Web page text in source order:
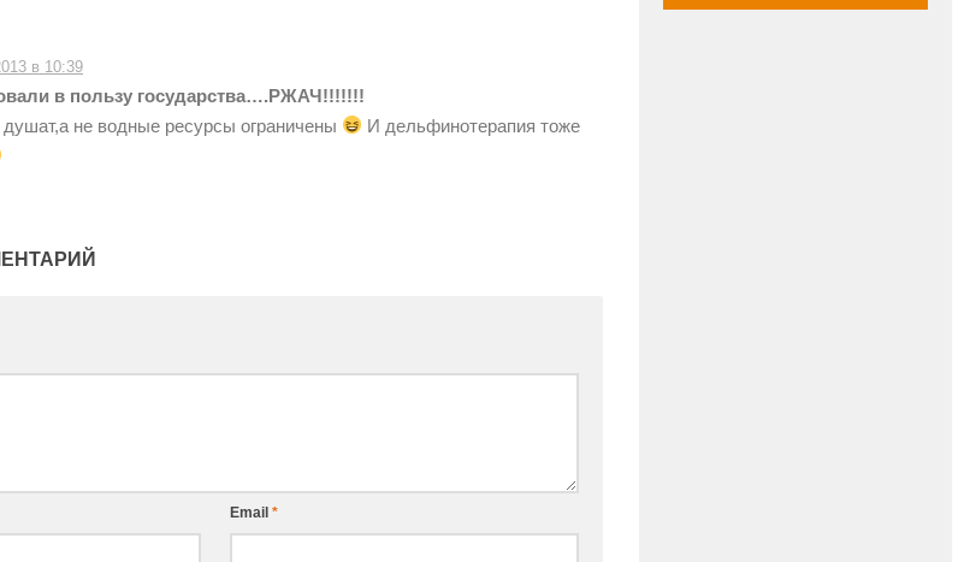
в 10:39
в пользу государства….РЖАЧ!!!!!!!
душат,а не водные ресурсы ограничены
И дельфинотерапия тоже
Email*